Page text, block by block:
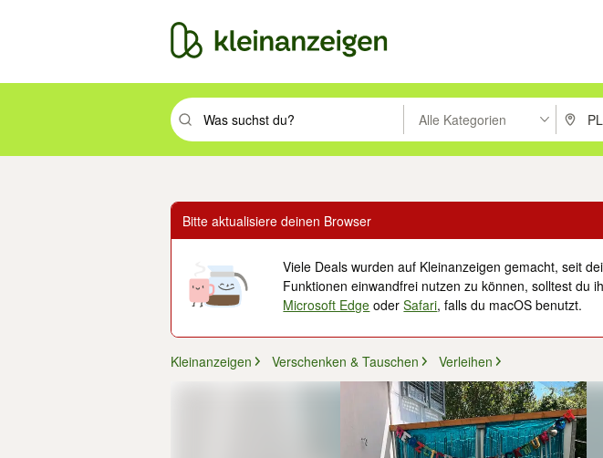
Suchbegriff eingeben. Eingabetaste drücken um zu suchen, oder
Alle Kategorien PLZ
Bitte aktualisiere deinen Browser
Viele Deals wurden auf Kleinanzeigen gemacht, seit
Funktionen einwandfrei nutzen zu können, solltest du
Microsoft Edge oderSafari, falls du macOS benutzt.
Kleinanzeigen Verschenken & Tauschen Verleihen